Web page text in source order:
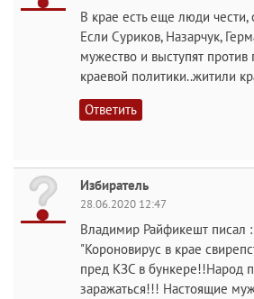
В крае есть еще люди
Если Суриков, Назарчук,
мужество и выступят против
краевой политики..житили
Ответить
Избиратель
28.06.2020 12:47
Владимир Райфикешт писал :
"Короновирус в крае
пред КЗС в бункере!!Народ
заражаться!!! Настоящие